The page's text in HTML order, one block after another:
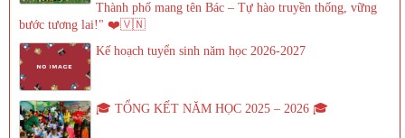
Thành phố mang tên Bác – Tự hào truyền thống, vững
bước tương lai!" ❤️🇻🇳
Kế hoạch tuyển sinh năm học 2026-2027
🎓 TỔNG KẾT NĂM HỌC 2025 – 2026 🎓